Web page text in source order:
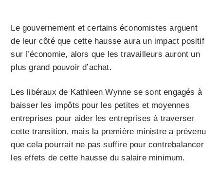
Le gouvernement et certains économistes arguent
de leur côté que cette hausse aura un impact positif
sur l’économie, alors que les travailleurs auront un
plus grand pouvoir d’achat.
Les libéraux de Kathleen Wynne se sont engagés à
baisser les impôts pour les petites et moyennes
entreprises pour aider les entreprises à traverser
cette transition, mais la première ministre a prévenu
que cela pourrait ne pas suffire pour contrebalancer
les effets de cette hausse du salaire minimum.